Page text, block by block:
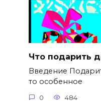
Что подарить
Введение
то особенное
0 484